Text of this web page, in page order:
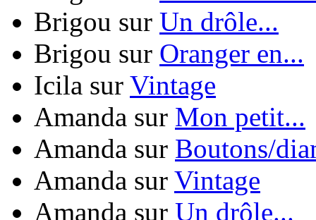
Brigou sur Un drôle...
Brigou sur Oranger en...
Icila sur Vintage
Amanda sur Mon petit...
Amanda sur Boutons/
Amanda sur Vintage
Amanda sur Un drôle...